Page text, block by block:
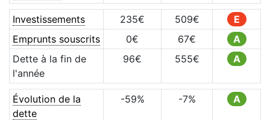
Investissements 235€ 509€
E
Emprunts souscrits
0€ 67€
A
Dette à la fin de
l'année
96€ 555€ A
Évolution de la
dette
-59% -7% A